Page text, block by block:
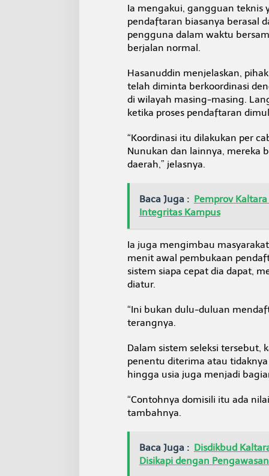
S
a
p
k
n
G
e
n
s
t
Ia mengakui, gangguan teknis
pendaftaran biasanya berasal
pengguna dalam waktu
berjalan normal.
Hasanuddin menjelaskan,
telah diminta berkoordinasi
di wilayah masing-masing.
ketika proses pendaftaran
“Koordinasi itu dilakukan per
Nunukan dan lainnya, mereka
daerah,” jelasnya.
Baca Juga : Pemprov
Integritas Kampus
Ia juga mengimbau
menit awal pembukaan
sistem siapa cepat dia dapat,
diatur.
“Ini bukan dulu-duluan
terangnya.
Dalam sistem seleksi tersebut,
penentu diterima atau
hingga usia juga menjadi
“Contohnya domisili itu ada
tambahnya.
Baca Juga : Disdikbud
Disikapi dengan